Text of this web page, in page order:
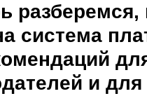
разберемся,
система
и для